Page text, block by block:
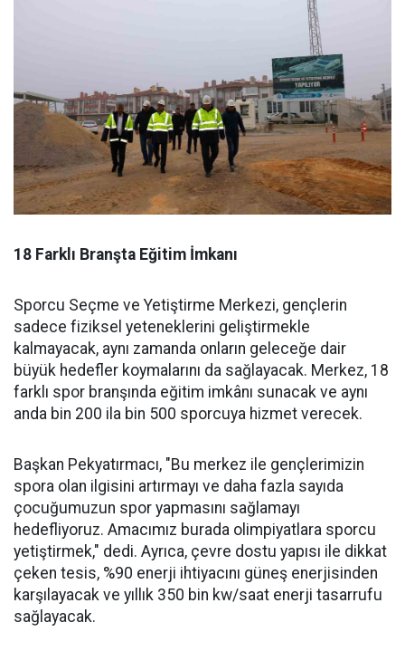
18 Farklı Branşta Eğitim İmkanı
Sporcu Seçme ve Yetiştirme Merkezi, gençlerin
sadece fiziksel yeteneklerini geliştirmekle
kalmayacak, aynı zamanda onların geleceğe dair
büyük hedefler koymalarını da sağlayacak. Merkez, 18
farklı spor branşında eğitim imkânı sunacak ve aynı
anda bin 200 ila bin 500 sporcuya hizmet verecek.
Başkan Pekyatırmacı, "Bu merkez ile gençlerimizin
spora olan ilgisini artırmayı ve daha fazla sayıda
çocuğumuzun spor yapmasını sağlamayı
hedefliyoruz. Amacımız burada olimpiyatlara sporcu
yetiştirmek," dedi. Ayrıca, çevre dostu yapısı ile dikkat
çeken tesis, %90 enerji ihtiyacını güneş enerjisinden
karşılayacak ve yıllık 350 bin kw/saat enerji tasarrufu
sağlayacak.